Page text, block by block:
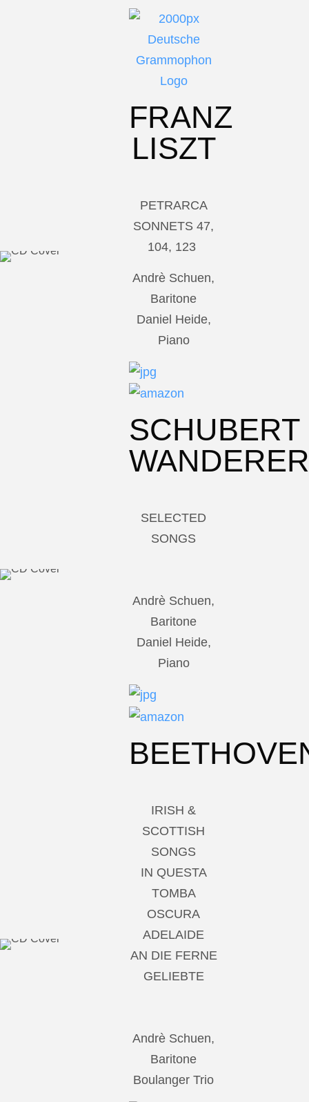
FRANZ
LISZT
PETRARCA
SONNETS 47,
104, 123
Andrè Schuen,
Baritone
Daniel Heide,
Piano
SCHUBERT
WANDERER
SELECTED
SONGS
Andrè Schuen,
Baritone
Daniel Heide,
Piano
IRISH &
SCOTTISH
SONGS
IN QUESTA
TOMBA
OSCURA
ADELAIDE
AN DIE FERNE
GELIEBTE
Andrè Schuen,
Baritone
Boulanger Trio